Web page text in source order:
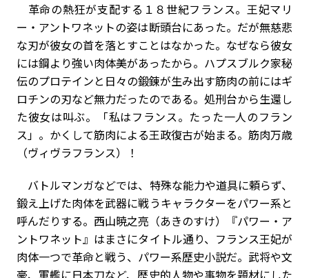
革命の熱狂が支配する１８世紀フランス。王妃マリ
ー・アントワネットの姿は断頭台にあった。だが無慈悲
な刃が彼女の首を落とすことはなかった。なぜなら彼女
には鋼より強い肉体美があったから。ハプスブルク家秘
伝のプロテインと日々の鍛錬が生み出す筋肉の前にはギ
ロチンの刃など無力だったのである。処刑台から生還し
た彼女は叫ぶ。「私はフランス。たった一人のフラン
ス」。かくして筋肉による王政復古が始まる。筋肉万歳
（ヴィヴラフランス）！
バトルマンガなどでは、特殊な能力や道具に頼らず、
鍛え上げた肉体を武器に戦うキャラクターをパワー系と
呼んだりする。西山暁之亮（あきのすけ）『パワー・ア
ントワネット』はまさにタイトル通り、フランス王妃が
肉体一つで革命と戦う、パワー系歴史小説だ。武将や文